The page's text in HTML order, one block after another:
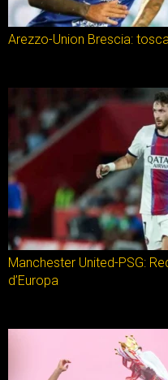
Arezzo-Union Brescia:
Manchester United-PSG:
d’Europa